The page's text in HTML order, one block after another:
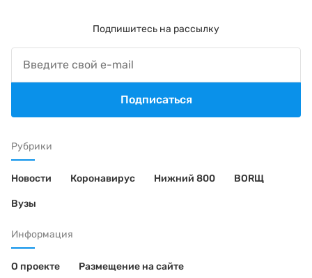
Рубрики
Новости Коронавирус Нижний 800 BORЩ
Вузы
Информация
О проекте Размещение на сайте
Подпишитесь на рассылку
Подписаться